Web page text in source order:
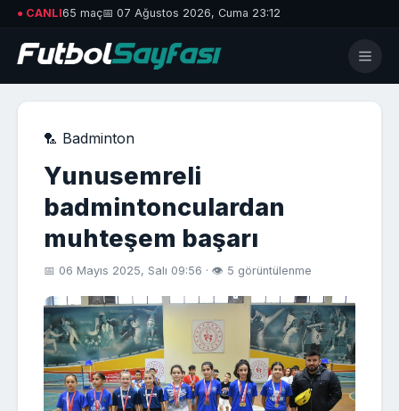
● CANLI65 maç📅 07 Ağustos 2026, Cuma 23:12
🏸 Badminton
Yunusemreli
badmintonculardan
muhteşem başarı
📅 06 Mayıs 2025, Salı 09:56 · 👁 5 görüntülenme